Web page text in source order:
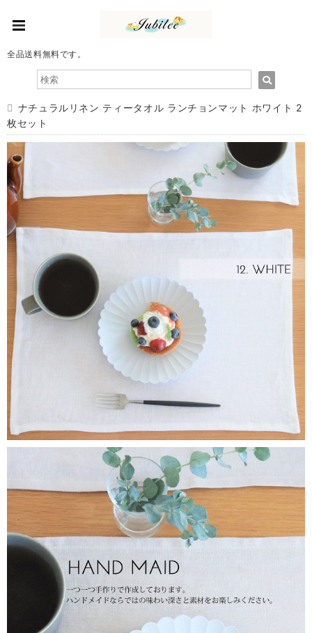
全品送料無料です。
ナチュラルリネン ティータオル ランチョンマット ホワイト 2
枚セット